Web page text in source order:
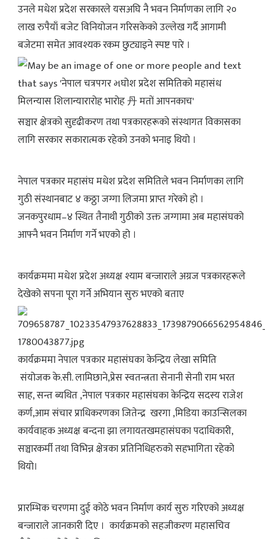
उनले मधेश प्रदेश सरकारले यसअघि नै भवन निर्माणका लागि २०
लाख रुपैयाँ बजेट विनियोजन गरिसकेको उल्लेख गर्दै आगामी
बजेटमा समेत आवश्यक रकम छुट्याइने स्पष्ट पारे ।
सञ्चार क्षेत्रको सुदृढीकरण तथा पत्रकारहरूको संस्थागत विकासका
लागि सरकार सकारात्मक रहेको उनको भनाइ थियो ।
नेपाल पत्रकार महासंघ मधेश प्रदेश समितिले भवन निर्माणका लागि
गुठी संस्थानबाट ४ कठ्ठा जग्गा लिजमा प्राप्त गरेको हो ।
जनकपुरधाम–४ स्थित तैनाथी गुठीको उक्त जग्गामा अब महासंघको
आफ्नै भवन निर्माण गर्ने भएको हो ।
कार्यक्रममा मधेश प्रदेश अध्यक्ष श्याम बन्जाराले अग्रज पत्रकारहरूले
देखेको सपना पूरा गर्ने अभियान सुरु भएको बताए
कार्यक्रममा नेपाल पत्रकार महासंघका केन्द्रिय लेखा समिति
संयोजक के.सी. लामिछाने,प्रेस स्वतन्त्रता सेनानी सेनाी राम भरत
साह, सन्त ब्यथित ,नेपाल पत्रकार महासंघका केन्द्रिय सदस्य राजेश
कर्ण,आम संचार प्राधिकरणका जितेन्द्र खरगा ,मिडिया काउन्सिलका
कार्यवाहक अध्यक्ष बन्दना झा लगायतखमहासंघका पदाधिकारी,
सञ्चारकर्मी तथा विभिन्न क्षेत्रका प्रतिनिधिहरुको सहभागिता रहेको
थियो।
प्रारम्भिक चरणमा दुई कोठे भवन निर्माण कार्य सुरु गरिएको अध्यक्ष
बन्जाराले जानकारी दिए । कार्यक्रमको सहजीकरण महासचिव